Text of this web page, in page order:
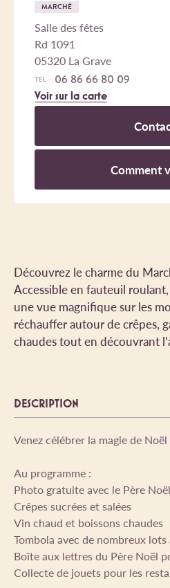
Découvrez le charme du
Accessible en fauteuil
une vue magnifique sur les
réchauffer autour de crêpes,
chaudes tout en découvrant
DESCRIPTION
Venez célébrer la magie de
Au programme :
Photo gratuite avec le Père
Crêpes sucrées et salées
Vin chaud et boissons chaudes
Tombola avec de nombreux lots
Boîte aux lettres du Père Noël
Collecte de jouets pour les
MARCHÉ
Salle des fêtes
Rd 1091
05320 La Grave
TEL : 06 86 66 80 09
Voir sur la carte
Comment